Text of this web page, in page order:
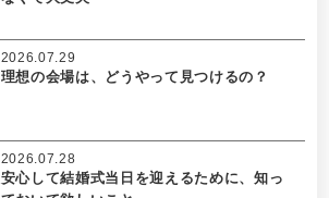
理想の会場は、どうやって見つけるの？
2026.07.29
安心して結婚式当日を迎えるために、知っ
2026.07.28